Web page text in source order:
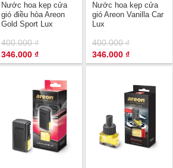
Nước hoa kẹp cửa
gió điều hòa Areon
Gold Sport Lux
400.000₫
Giá
gốc
là:
346.000₫Giá
hiện
tại
346.000 ₫.
Nước hoa kẹp cửa
gió Areon Vanilla Car
Lux
400.000₫
Giá
gốc
là:
346.000 ₫Giá
hiện
tại
346.000 ₫.